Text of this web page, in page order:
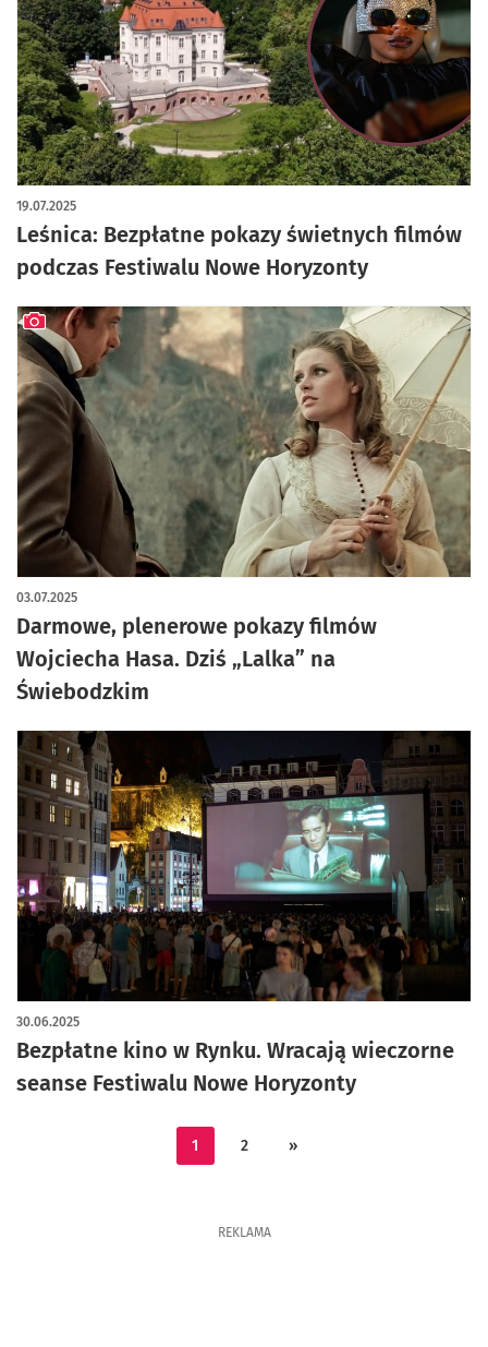
Leśnica: Bezpłatne pokazy świetnych filmów
podczas Festiwalu Nowe Horyzonty
19.07.2025
Darmowe, plenerowe pokazy filmów
Wojciecha Hasa. Dziś „Lalka” na
Świebodzkim
03.07.2025
artykuł z galerią zdjęć
Bezpłatne kino w Rynku. Wracają wieczorne
seanse Festiwalu Nowe Horyzonty
30.06.2025
1 2 »
REKLAMA